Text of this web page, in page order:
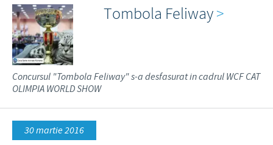
Tombola Feliway>
Concursul "Tombola Feliway" s-a desfasurat in cadrul WCF CAT
OLIMPIA WORLD SHOW
30 martie 2016